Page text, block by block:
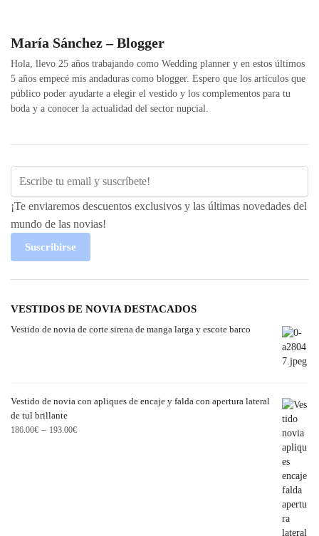
María Sánchez – Blogger
Hola, llevo 25 años trabajando como Wedding planner y en estos últimos
5 años empecé mis andaduras como blogger. Espero que los artículos que
público poder ayudarte a elegir el vestido y los complementos para tu
boda y a conocer la actualidad del sector nupcial.
¡Te enviaremos descuentos exclusivos y las últimas novedades del
mundo de las novias!
Suscribirse
VESTIDOS DE NOVIA DESTACADOS
Vestido de novia de corte sirena de manga larga y escote barco
Vestido de novia con apliques de encaje y falda con apertura lateral
de tul brillante
186.00€ – 193.00€